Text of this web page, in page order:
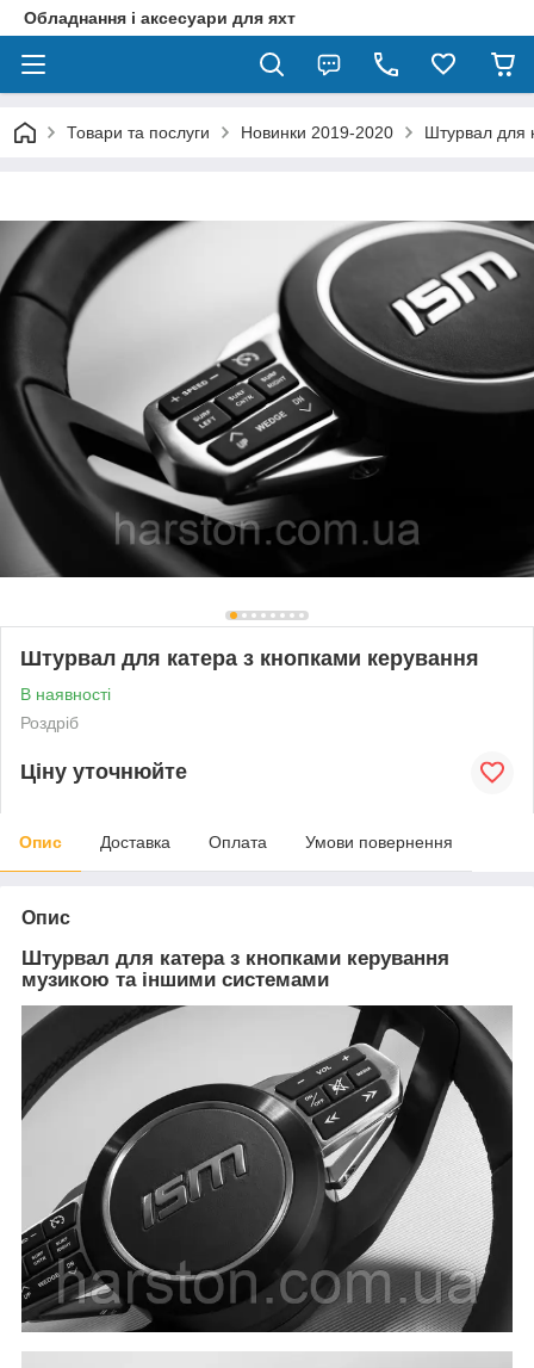
Обладнання і аксесуари для яхт
Товари та послуги Новинки 2019-2020 Штурвал для
Штурвал для катера з кнопками керування
В наявності
Роздріб
Ціну уточнюйте
Опис Доставка Оплата Умови повернення
Опис
Штурвал для катера з кнопками керування
музикою та іншими системами